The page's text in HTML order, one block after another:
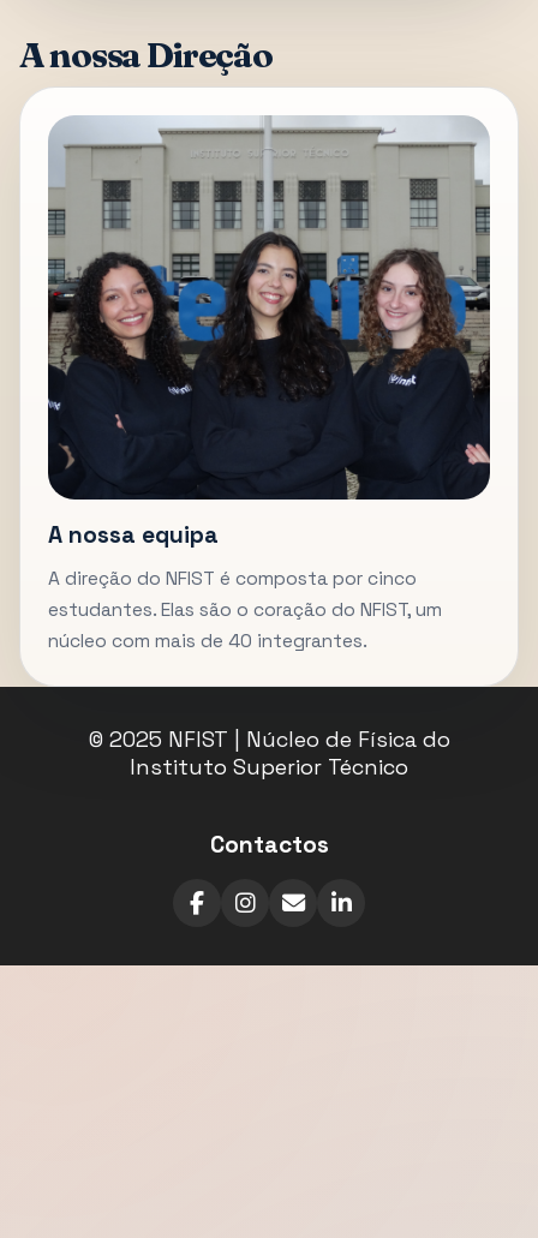
A nossa Direção
A nossa equipa
A direção do NFIST é composta por cinco
estudantes. Elas são o coração do NFIST, um
núcleo com mais de 40 integrantes.
© 2025 NFIST | Núcleo de Física do
Instituto Superior Técnico
Contactos